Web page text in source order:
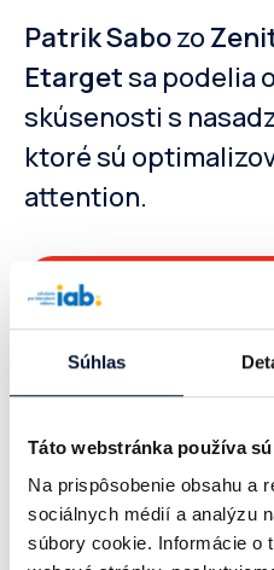
Súhlas
Táto webstránka používa
Na prispôsobenie obsahu a
sociálnych médií a analýzu
súbory cookie. Informácie o
Patrik Sabozo
Etargetsa podelia
skúsenosti s
ktoré sú
attention.
Pozrieť si celý program
“Stratégie Fórum
diskusiách sa
najväčších hráčov
ako aj agentúr.
svojich úspechoch